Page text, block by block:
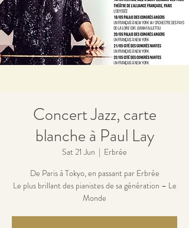
Concert Jazz, carte
blanche à Paul Lay
Sat 21 Jun
  |
Erbrée
De Paris à Tokyo, en passant par Erbrée
Le plus brillant des pianistes de sa génération – Le
Monde